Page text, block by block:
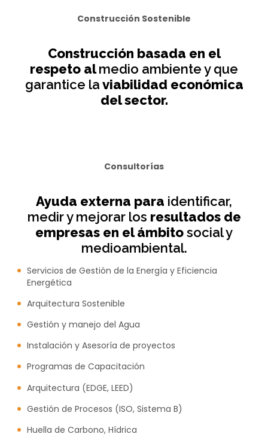
Construcción Sostenible
Construcción basada en el
respeto almedio ambiente y que
garantice laviabilidad económica
del sector.
Consultorías
Ayuda externa para identificar,
medir y mejorar los resultados de
empresas en el ámbitosocial y
medioambiental.
Servicios de Gestión de la Energía y Eficiencia
Energética
Arquitectura Sostenible
Gestión y manejo del Agua
Instalación y Asesoría de proyectos
Programas de Capacitación
Arquitectura (EDGE, LEED)
Gestión de Procesos (ISO, Sistema B)
Huella de Carbono, Hídrica